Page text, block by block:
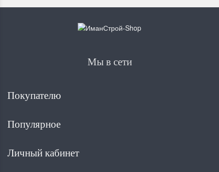
Мы в сети
Покупателю
Популярное
Личный кабинет